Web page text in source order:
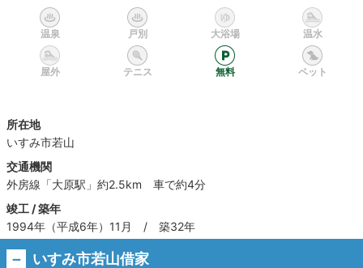
温泉 戸別 大浴場 温水
屋外 テニス 無料 ペット
所在地
いすみ市若山
交通機関
外房線「大原駅」約2.5km 車で約4分
竣工 / 築年
1994年（平成6年）11月 / 築32年
いすみ市若山借家